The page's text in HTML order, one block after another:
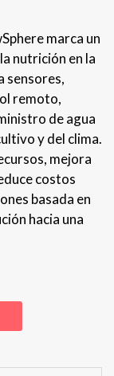
marca un
nutrición en la
sensores,
remoto,
de agua
y del clima.
mejora
costos
basada en
hacia una